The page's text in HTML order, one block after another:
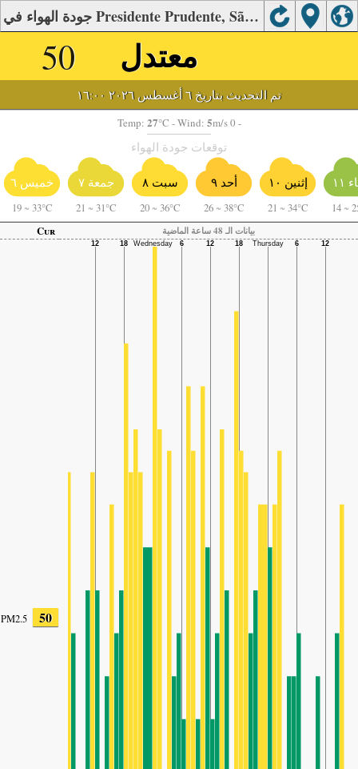
جودة الهواء في Presidente Prudente, São Paulo.
50 معتدل
تم التحديث بتاريخ ٦ أغسطس ٢٠٢٦ ١٦:٠٠
Temp: 27°C - Wind: 5m/s 0 -
توقعات جودة الهواء
خميس ٦
19 ~ 33°C
جمعة ٧
21 ~ 31°C
سبت ٨
20 ~ 36°C
أحد ٩
26 ~ 38°C
إثنين ١٠
21 ~ 34°C
١١
14 ~
Cur
بيانات الـ 48 ساعة الماضية
PM2.5 50